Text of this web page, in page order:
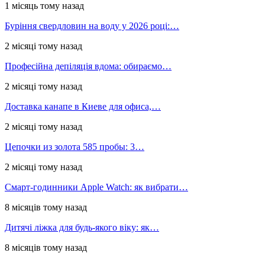
1 місяць тому назад
Буріння свердловин на воду у 2026 році:…
2 місяці тому назад
Професійна депіляція вдома: обираємо…
2 місяці тому назад
Доставка канапе в Киеве для офиса,…
2 місяці тому назад
Цепочки из золота 585 пробы: 3…
2 місяці тому назад
Смарт-годинники Apple Watch: як вибрати…
8 місяців тому назад
Дитячі ліжка для будь-якого віку: як…
8 місяців тому назад